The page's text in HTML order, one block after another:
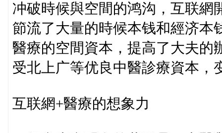
冲破時候與空間的鸿沟，互联網
節流了大量的時候本钱和經济本
醫療的空間資本，提高了大夫的
受北上广等优良中醫診療資本，
互联網+醫療的想象力